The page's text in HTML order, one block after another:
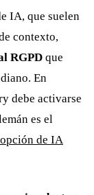
IA, que suelen
contexto,
RGPD que
En
debe activarse
es el
de IA